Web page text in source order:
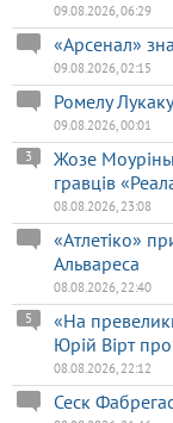
09.08.2026, 06:29
«Арсенал»
09.08.2026, 02:15
Ромелу
09.08.2026, 00:01
Жозе
гравців
3
08.08.2026, 23:08
«Атлетіко»
Альвареса
08.08.2026, 22:40
«На
Юрій Вірт
5
08.08.2026, 22:12
Сеск